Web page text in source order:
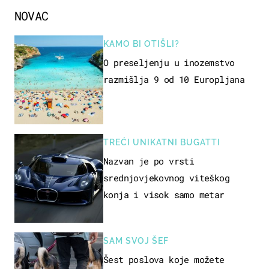
NOVAC
KAMO BI OTIŠLI?
O preseljenju u inozemstvo
razmišlja 9 od 10 Europljana
TREĆI UNIKATNI BUGATTI
Nazvan je po vrsti
srednjovjekovnog viteškog
konja i visok samo metar
SAM SVOJ ŠEF
Šest poslova koje možete